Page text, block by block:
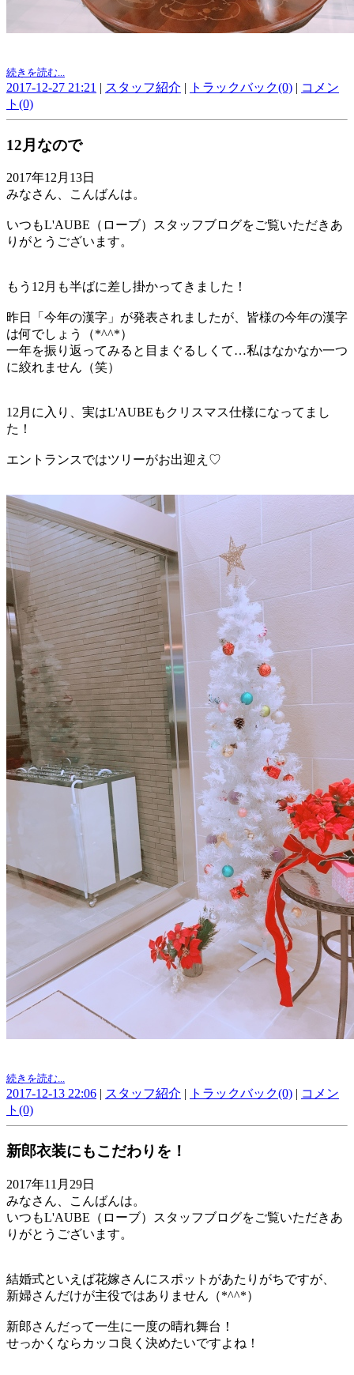
続きを読む...
2017-12-27 21:21 | スタッフ紹介 | トラックバック(0) | コメン
ト(0)
12月なので
2017年12月13日
みなさん、こんばんは。
いつもL'AUBE（ローブ）スタッフブログをご覧いただきあ
りがとうございます。
もう12月も半ばに差し掛かってきました！
昨日「今年の漢字」が発表されましたが、皆様の今年の漢字
は何でしょう（*^^*）
一年を振り返ってみると目まぐるしくて…私はなかなか一つ
に絞れません（笑）
12月に入り、実はL'AUBEもクリスマス仕様になってまし
た！
エントランスではツリーがお出迎え♡
続きを読む...
2017-12-13 22:06 | スタッフ紹介 | トラックバック(0) | コメン
ト(0)
新郎衣装にもこだわりを！
2017年11月29日
みなさん、こんばんは。
いつもL'AUBE（ローブ）スタッフブログをご覧いただきあ
りがとうございます。
結婚式といえば花嫁さんにスポットがあたりがちですが、
新婦さんだけが主役ではありません（*^^*）
新郎さんだって一生に一度の晴れ舞台！
せっかくならカッコ良く決めたいですよね！